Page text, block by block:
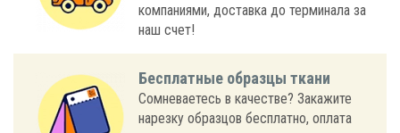
компаниями, доставка до терминала за
наш счет!
Бесплатные образцы ткани
Сомневаетесь в качестве? Закажите
нарезку образцов бесплатно, оплата